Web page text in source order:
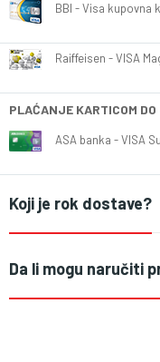
BBI - Visa kupovna
Raiffeisen - VISA
PLAĆANJE KARTICOM
ASA banka - VISA
Koji je rok dostave?
Da li mogu naručiti